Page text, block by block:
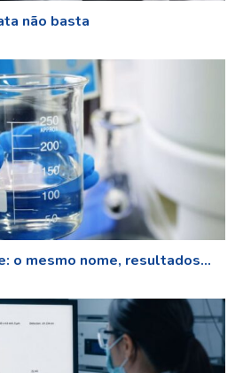
não basta
o mesmo nome, resultados...